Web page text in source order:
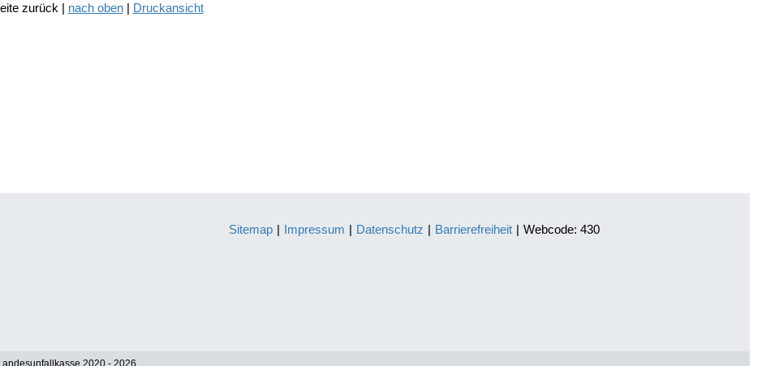
zurück | nach oben| Druckansicht
Sitemap | Impressum | Datenschutz | Barrierefreiheit | Webcode: 430
2020 - 2026